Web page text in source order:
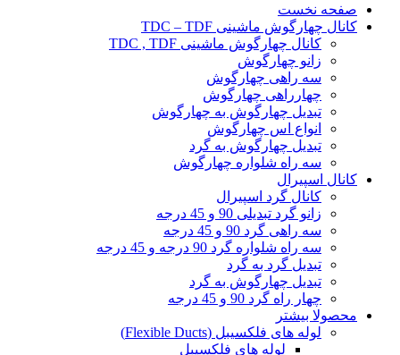
صفحه نخست
کانال چهارگوش ماشینی TDC – TDF
کانال چهارگوش ماشینی TDC , TDF
زانو چهارگوش
سه راهی چهارگوش
چهارراهی چهارگوش
تبدیل چهارگوش به چهارگوش
انواع اس چهارگوش
تبدیل چهارگوش به گرد
سه راه شلواره چهارگوش
کانال اسپیرال
کانال گرد اسپیرال
زانو گرد تبدیلی 90 و 45 درجه
سه راهی گرد 90 و 45 درجه
سه راه شلواره گرد 90 درجه و 45 درجه
تبدیل گرد به گرد
تبدیل چهارگوش به گرد
چهار راه گرد 90 و 45 درجه
محصولا بیشتر
لوله های فلکسیبل (Flexible Ducts)
لوله های فلکسیبل